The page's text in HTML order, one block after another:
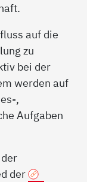
auf die
zu
bei der
werden auf
,
Aufgaben
der